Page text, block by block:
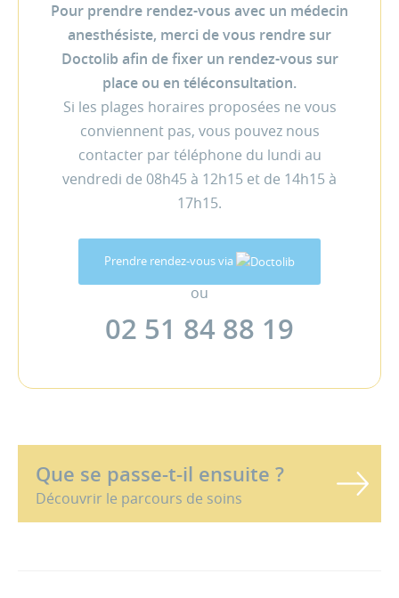
Pour prendre rendez-vous avec un médecin
anesthésiste, merci de vous rendre sur
Doctolib afin de fixer un rendez-vous sur
place ou en téléconsultation.
Si les plages horaires proposées ne vous
conviennent pas, vous pouvez nous
contacter par téléphone du lundi au
vendredi de 08h45 à 12h15 et de 14h15 à
17h15.
Prendre rendez-vous via
ou
02 51 84 88 19
Que se passe-t-il ensuite ?
Découvrir le parcours de soins